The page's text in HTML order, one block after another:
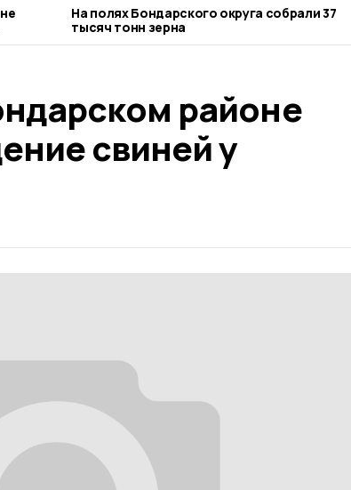
На полях Бондарского округа собрали 37
тысяч тонн зерна
районе
свиней у